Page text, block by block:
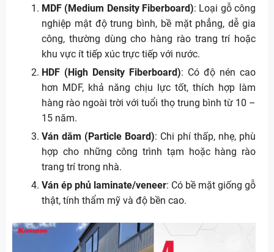
MDF (Medium Density Fiberboard): Loại gỗ công
nghiệp mật độ trung bình, bề mặt phẳng, dễ gia
công, thường dùng cho hàng rào trang trí hoặc
khu vực ít tiếp xúc trực tiếp với nước.
HDF (High Density Fiberboard): Có độ nén cao
hơn MDF, khả năng chịu lực tốt, thích hợp làm
hàng rào ngoài trời với tuổi thọ trung bình từ 10 –
15 năm.
Ván dăm (Particle Board): Chi phí thấp, nhẹ, phù
hợp cho những công trình tạm hoặc hàng rào
trang trí trong nhà.
Ván ép phủ laminate/veneer: Có bề mặt giống gỗ
thật, tính thẩm mỹ và độ bền cao.